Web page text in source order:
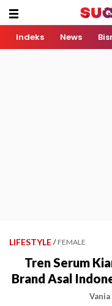
Indeks News
LIFESTYLE / FEMALE
Tren Serum
Brand Asal
Vania